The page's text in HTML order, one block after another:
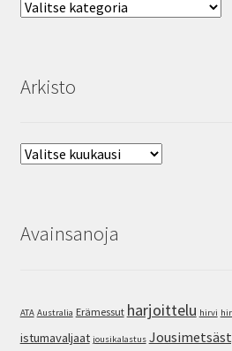
SV
EN
Aihealueet
Arkisto
Arkisto
Avainsanoja
ATA Australia Erämessut harjoittelu hirvi
istumavaljaat jousikalastus